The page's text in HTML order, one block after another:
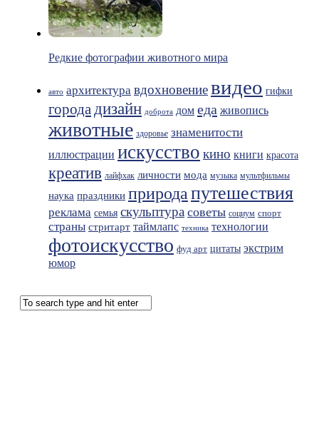
Редкие фотографии животного мира
авто архитектура вдохновениевидео гифки
городадизайн доброта дом еда живопись
животные здоровье знаменитости
иллюстрации искусство кино книги красота
креатив лайфхак личности мода музыка мультфильмы
наука праздники природапутешествия
реклама семья скульптура советы социум спорт
страны стритарт таймлапс техника технологии
фотоискусство фуд арт цитаты экстрим
юмор